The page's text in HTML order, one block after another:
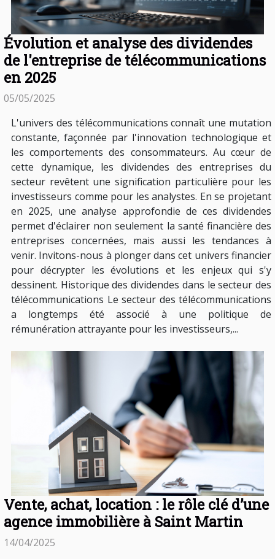
Évolution et analyse des dividendes
de l'entreprise de télécommunications
en 2025
05/05/2025
L'univers des télécommunications connaît une mutation
constante, façonnée par l'innovation technologique et
les comportements des consommateurs. Au cœur de
cette dynamique, les dividendes des entreprises du
secteur revêtent une signification particulière pour les
investisseurs comme pour les analystes. En se projetant
en 2025, une analyse approfondie de ces dividendes
permet d'éclairer non seulement la santé financière des
entreprises concernées, mais aussi les tendances à
venir. Invitons-nous à plonger dans cet univers financier
pour décrypter les évolutions et les enjeux qui s'y
dessinent. Historique des dividendes dans le secteur des
télécommunications Le secteur des télécommunications
a longtemps été associé à une politique de
rémunération attrayante pour les investisseurs,...
Vente, achat, location : le rôle clé d’une
agence immobilière à Saint Martin
14/04/2025